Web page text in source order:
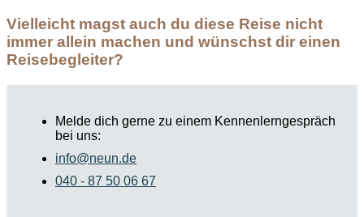
Vielleicht magst auch du diese Reise nicht
immer allein machen und wünschst dir einen
Reisebegleiter?
Melde dich gerne zu einem Kennenlerngespräch
bei uns:
info@neun.de
040 - 87 50 06 67